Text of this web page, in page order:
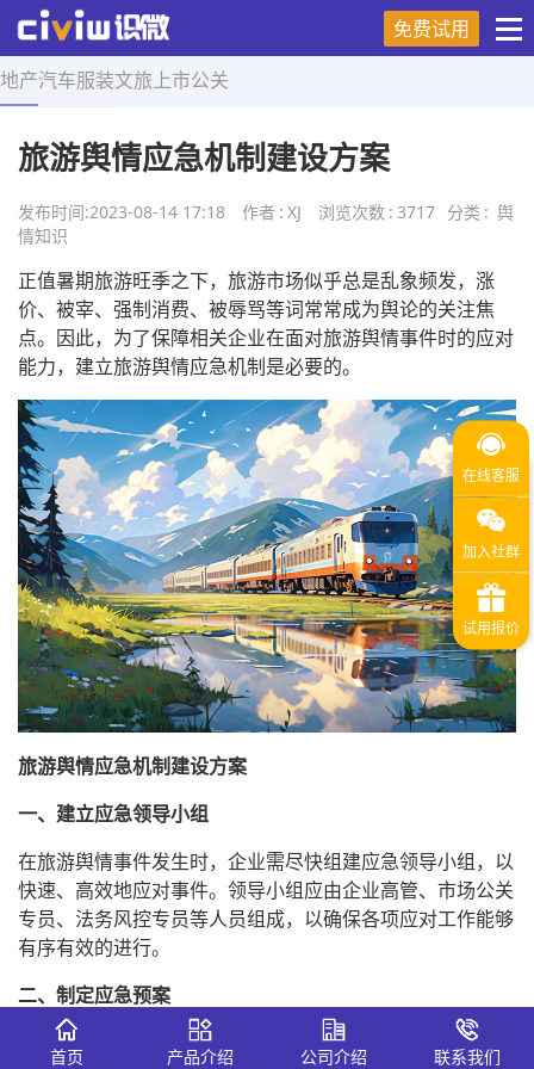
免费试用
地产汽车服装文旅 上市公关
首页 > 舆情知识 > 正文
旅游舆情应急机制建设方案
发布时间:2023-08-14 17:18 作者 : XJ 浏览次数 : 3717 分类 : 舆
情知识
正值暑期旅游旺季之下，旅游市场似乎总是乱象频发，涨
价、被宰、强制消费、被辱骂等词常常成为舆论的关注焦
点。因此，为了保障相关企业在面对旅游舆情事件时的应对
能力，建立旅游舆情应急机制是必要的。
旅游舆情应急机制建设方案
一、建立应急领导小组
在旅游舆情事件发生时，企业需尽快组建应急领导小组，以
快速、高效地应对事件。领导小组应由企业高管、市场公关
专员、法务风控专员等人员组成，以确保各项应对工作能够
有序有效的进行。
二、制定应急预案
应急预案是企业处理突发事件的基本法规，旨在为企业提供
首页 产品介绍 公司介绍 联系我们